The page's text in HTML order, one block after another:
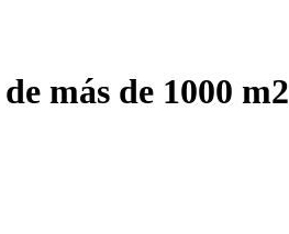
más de 1000 m2